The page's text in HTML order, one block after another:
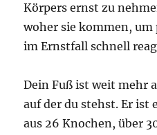
Körpers ernst zu
woher sie kommen,
im Ernstfall schnell
Dein Fuß ist weit mehr
auf der du stehst. Er ist
aus 26 Knochen, über